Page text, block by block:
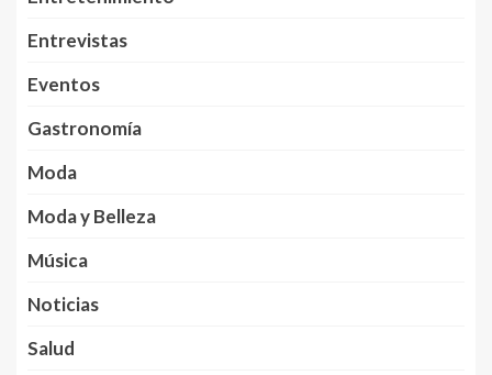
Entrevistas
Eventos
Gastronomía
Moda
Moda y Belleza
Música
Noticias
Salud